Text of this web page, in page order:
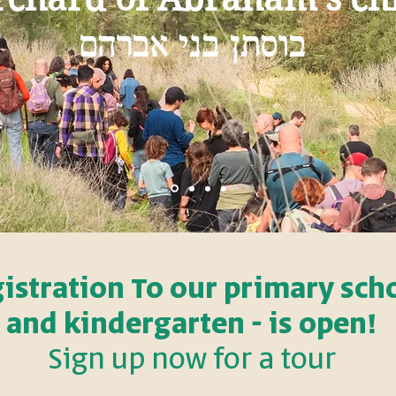
בוסתן‭ ‬בני‭ ‬אברהם
To our primary
and kindergarten - is open!
Sign up now for a tour